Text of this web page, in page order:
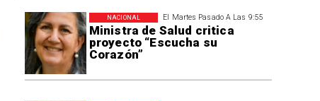
El Martes Pasado A Las 9:55
Ministra de Salud critica
proyecto “Escucha su
Corazón”
NACIONAL